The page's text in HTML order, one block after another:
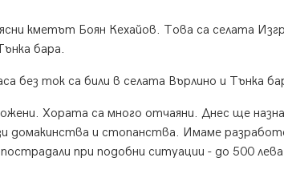
кметът Боян Кехайов. Това са селата
бара.
без ток са били в селата Върлино и Тънка
Хората са много отчаяни. Днес ще
домакинства и стопанства. Имаме
при подобни ситуации - до 500